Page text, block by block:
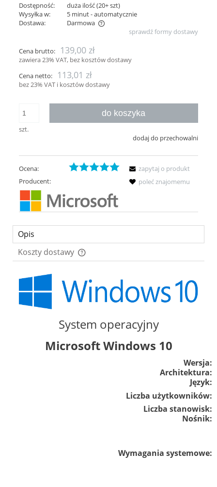
Dostępność:
duża ilość (20+ szt)
Wysyłka w:
5 minut - automatycznie
Dostawa:
Darmowa
Cena nie zawiera ewentualnych kosztów płatności
sprawdź formy dostawy
Cena brutto: 139,00 zł
zawiera 23% VAT, bez kosztów dostawy
Cena netto:
113,01 zł
bez 23% VAT i kosztów dostawy
szt.
do koszyka
dodaj do przechowalni
Ocena:
Producent:
zapytaj o produkt
poleć znajomemu
Opis
Koszty dostawy
Cena nie zawiera ewentualnych kosztów płatności
System operacyjny
Microsoft Windows 10
Wersja:
Architektura:
Język:
Liczba użytkowników:
Liczba stanowisk:
Nośnik:
Wymagania systemowe: